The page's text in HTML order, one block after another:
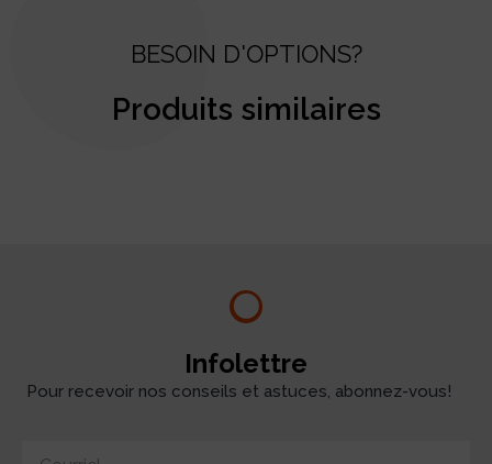
BESOIN D'OPTIONS?
Produits similaires
Infolettre
Pour recevoir nos conseils et astuces, abonnez-vous!